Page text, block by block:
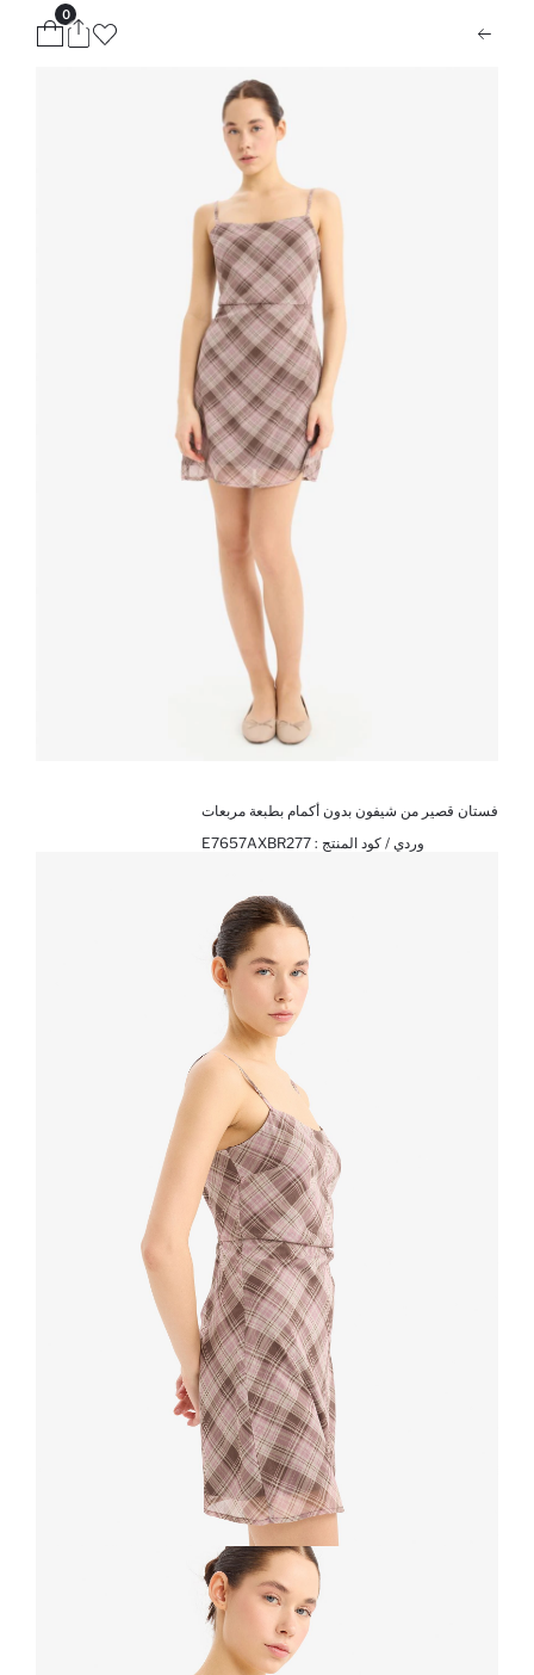
0
فستان قصير من شيفون بدون أكمام بطبعة مربعات
وردي / كود المنتج : E7657AXBR277